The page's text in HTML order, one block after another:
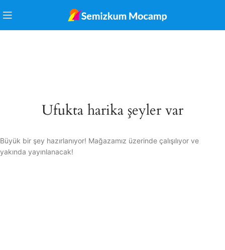
Ufukta harika şeyler var
Büyük bir şey hazırlanıyor! Mağazamız üzerinde çalışılıyor ve
yakında yayınlanacak!